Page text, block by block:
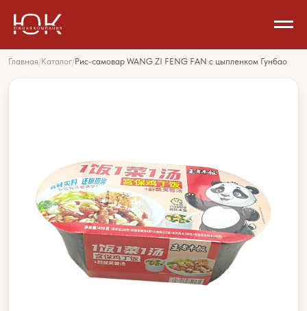
Главная/Каталог/Рис-самовар WANG ZI FENG FAN с цыпленком Гунбао